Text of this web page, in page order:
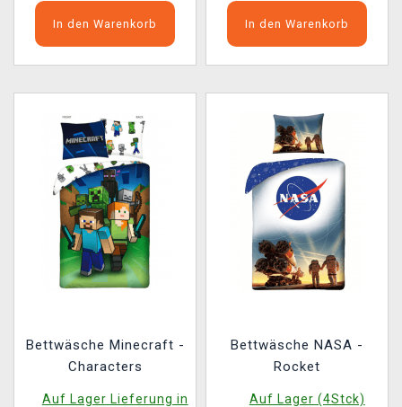
In den Warenkorb In den Warenkorb
Bettwäsche Minecraft -
Characters
Auf Lager Lieferung in
Bettwäsche NASA -
Rocket
Auf Lager (4Stck)